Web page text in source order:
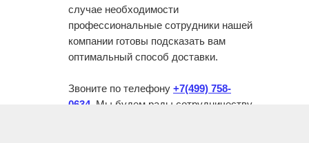
случае необходимости
профессиональные сотрудники нашей
компании готовы подсказать вам
оптимальный способ доставки.
Звоните по телефону +7(499) 758-
0634 . Мы будем рады сотрудничеству